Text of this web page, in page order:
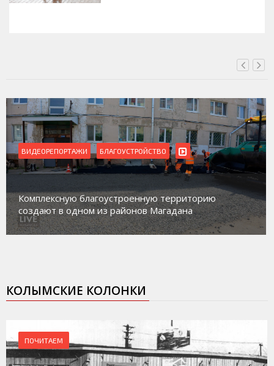
ВИДЕОРЕПОРТАЖИ
Магадан присоединился к пилотному проекту по
работе с несовершеннолетними из групп
социального риска «Переправа»
КОЛЫМСКИЕ КОЛОНКИ
ПОЧИТАЕМ